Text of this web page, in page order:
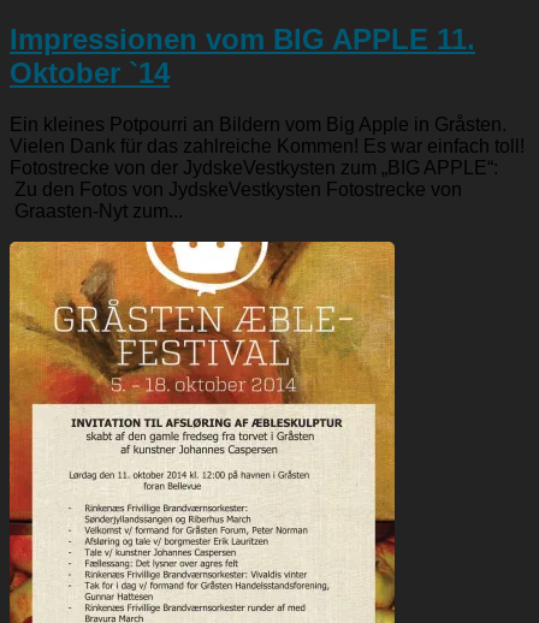
Impressionen vom BIG APPLE 11.
Oktober `14
Ein kleines Potpourri an Bildern vom Big Apple in Gråsten.
Vielen Dank für das zahlreiche Kommen! Es war einfach toll!
Fotostrecke von der JydskeVestkysten zum „BIG APPLE“:
Zu den Fotos von JydskeVestkysten Fotostrecke von
Graasten-Nyt zum...